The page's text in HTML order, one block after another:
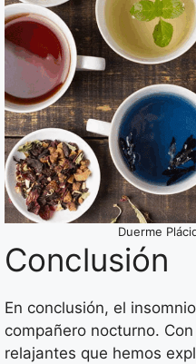
Duerme
Conclusión
En conclusión, el
compañero nocturno.
relajantes que hemos